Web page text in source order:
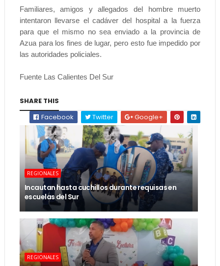
Familiares, amigos y allegados del hombre muerto
intentaron llevarse el cadáver del hospital a la fuerza
para que el mismo no sea enviado a la provincia de
Azua para los fines de lugar, pero esto fue impedido por
las autoridades policiales.
Fuente Las Calientes Del Sur
SHARE THIS
Facebook
Twitter Google+
REGIONALES
Incautan hasta cuchillos durante requisas en
escuelas del Sur
REGIONALES